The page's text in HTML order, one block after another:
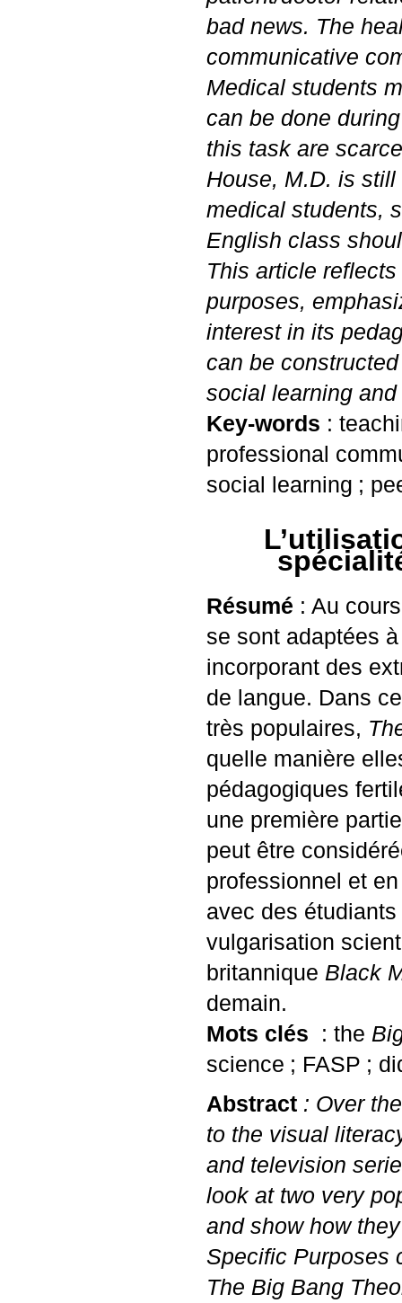
bad news. The
communicative
Medical students
can be done
this task are
House, M.D. is still
medical students,
English class
This article
purposes,
interest in its
can be
social learning
Key-words :
professional
social learning ;
Résumé : Au
se sont adaptées
incorporant des
de langue. Dans
très populaires,
quelle manière
pédagogiques
une première
peut être
professionnel et
avec des
vulgarisation
britannique Black
demain.
Mots clés
: the
science ; FASP ;
Abstract : Over
to the visual
and television
look at two very
and show how
Specific Purposes
The Big Bang